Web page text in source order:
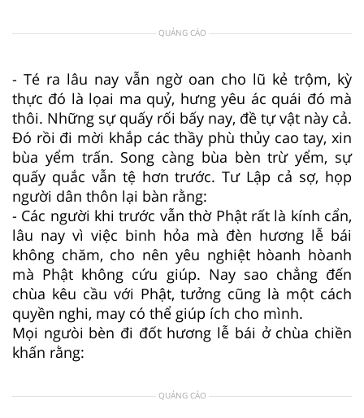
QUẢNG CÁO
- Té ra lâu nay vẫn ngờ oan cho lũ kẻ trộm, kỳ
thực đó là lọai ma quỷ, hưng yêu ác quái đó mà
thôi. Những sự quấy rối bấy nay, đề tự vật này cả.
Ðó rồi đi mời khắp các thầy phù thủy cao tay, xin
bùa yểm trấn. Song càng bùa bèn trừ yểm, sự
quấy quắc vẫn tệ hơn trước. Tư Lập cả sợ, họp
người dân thôn lại bàn rằng:
- Các người khi trước vẫn thờ Phật rất là kính cẩn,
lâu nay vì việc binh hỏa mà đèn hương lễ bái
không chăm, cho nên yêu nghiệt hòanh hòanh
mà Phật không cứu giúp. Nay sao chẳng đến
chùa kêu cầu với Phật, tưởng cũng là một cách
quyền nghi, may có thể giúp ích cho mình.
Mọi ngưòi bèn đi đốt hương lễ bái ở chùa chiền
khấn rằng:
QUẢNG CÁO